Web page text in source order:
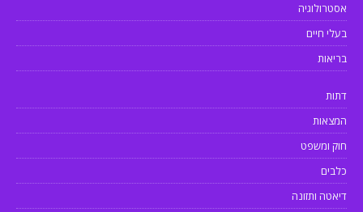
אסטרולוגיה
בעלי חיים
בריאות
דתות
המצאות
חוק ומשפט
כלבים
דיאטה ותזונה